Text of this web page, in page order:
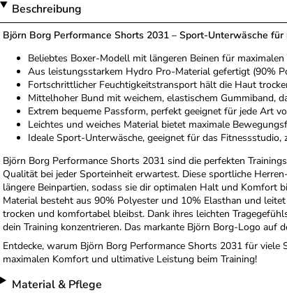
Beschreibung
Björn Borg Performance Shorts 2031 – Sport-Unterwäsche
Beliebtes Boxer-Modell mit längeren Beinen für
Aus leistungsstarkem Hydro Pro-Material gefertigt (90%
Fortschrittlicher Feuchtigkeitstransport hält die Haut
Mittelhoher Bund mit weichem, elastischem Gummiband,
Extrem bequeme Passform, perfekt geeignet für jede Art
Leichtes und weiches Material bietet maximale
Ideale Sport-Unterwäsche, geeignet für das
Björn Borg Performance Shorts 2031 sind die perfekten
Qualität bei jeder Sporteinheit erwartest. Diese sportliche
längere Beinpartien, sodass sie dir optimalen Halt und Komfort
Material besteht aus 90% Polyester und 10% Elasthan und
trocken und komfortabel bleibst. Dank ihres leichten
dein Training konzentrieren. Das markante Björn Borg-Logo
Entdecke, warum Björn Borg Performance Shorts 2031 für
maximalen Komfort und ultimative Leistung beim Training!
Material & Pflege